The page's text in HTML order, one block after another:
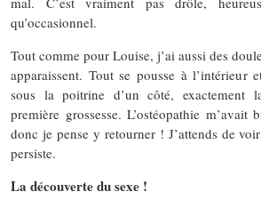
qu’occasionnel.
Tout comme pour Louise, j’ai aussi des
apparaissent. Tout se pousse à l’intérieur
sous la poitrine d’un côté, exactement
première grossesse. L’ostéopathie
donc je pense y retourner ! J’attends de
persiste.
La découverte du sexe !